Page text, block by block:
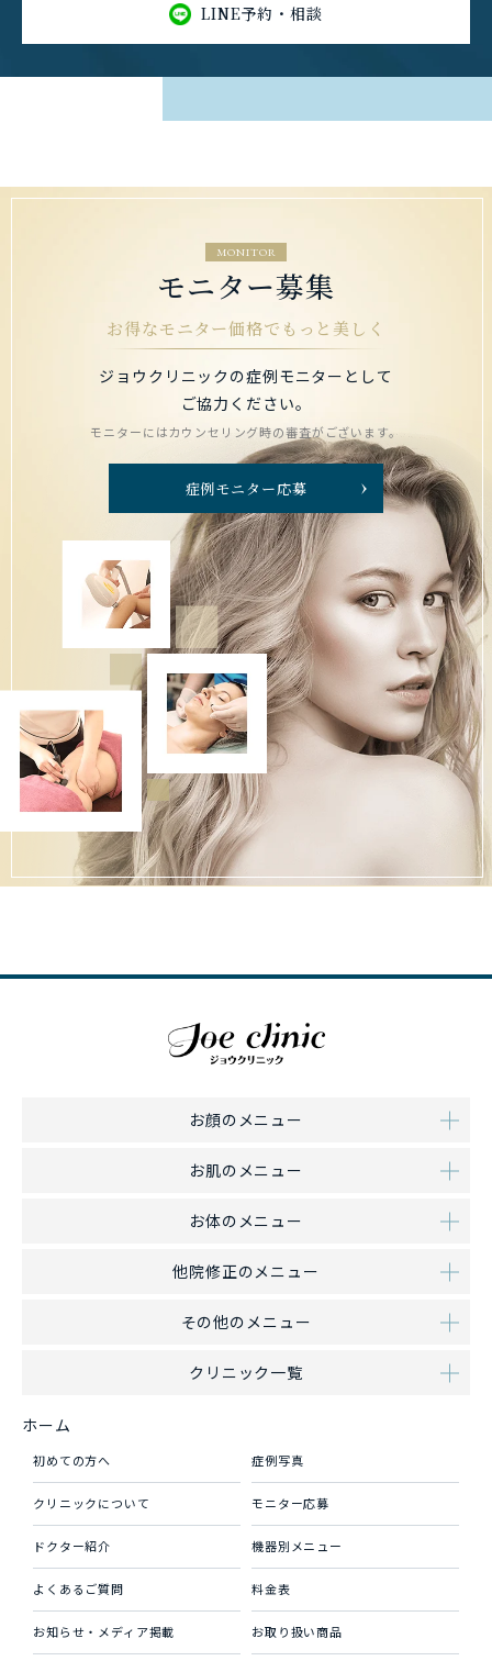
LINE予約・相談
MONITOR
モニター募集
お得なモニター価格でもっと美しく
ジョウクリニックの症例モニターとして
ご協力ください。
モニターにはカウンセリング時の審査がございます。
症例モニター応募
お顔のメニュー
お肌のメニュー
お体のメニュー
他院修正のメニュー
その他のメニュー
クリニック一覧
ホーム
初めての方へ 症例写真
クリニックについて モニター応募
ドクター紹介 機器別メニュー
よくあるご質問 料金表
お知らせ・メディア掲載 お取り扱い商品